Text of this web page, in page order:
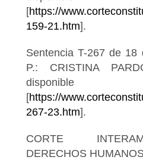
[https://
159-21.htm].
Sentencia T-267 de
P.: CRISTINA
[https://
267-23.htm].
CORTE
DERECHOS